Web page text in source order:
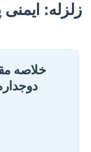
زلزله: ایمنی
خلاصه